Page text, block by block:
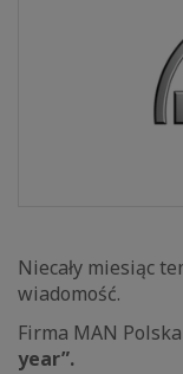
Niecały miesiąc
wiadomość.
Firma MAN
year”.